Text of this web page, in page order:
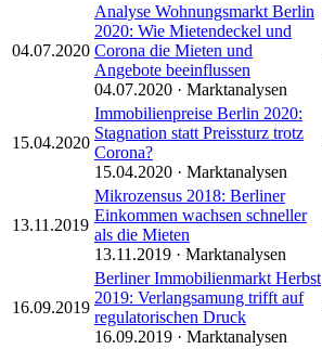
04.07.2020
Analyse Wohnungsmarkt Berlin
2020: Wie Mietendeckel und
Corona die Mieten und
Angebote beeinflussen
04.07.2020 · Marktanalysen
15.04.2020
Immobilienpreise Berlin 2020:
Stagnation statt Preissturz trotz
Corona?
15.04.2020 · Marktanalysen
13.11.2019
Mikrozensus 2018: Berliner
Einkommen wachsen schneller
als die Mieten
13.11.2019 · Marktanalysen
16.09.2019
Berliner Immobilienmarkt Herbst
2019: Verlangsamung trifft auf
regulatorischen Druck
16.09.2019 · Marktanalysen